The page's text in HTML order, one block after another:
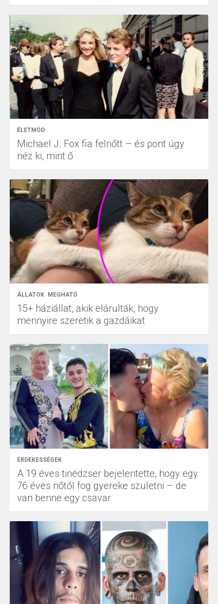
ÉLETMÓD
Michael J. Fox fia felnőtt – és pont úgy
néz ki, mint ő
ÁLLATOK MEGHATÓ
15+ háziállat, akik elárulták, hogy
mennyire szeretik a gazdáikat
ÉRDEKESSÉGEK
A 19 éves tinédzser bejelentette, hogy egy
76 éves nőtől fog gyereke születni – de
van benne egy csavar